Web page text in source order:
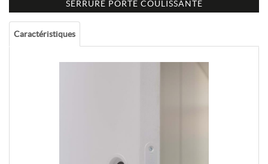
SERRURE PORTE COULISSANTE
Caractéristiques